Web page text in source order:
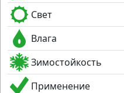
Свет
Влага
Зимостойкость
Применение